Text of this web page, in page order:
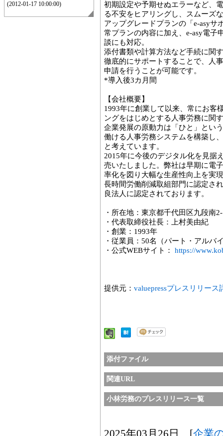
(2012-01-17 10:00:00)
初期設定や予期せぬエラーなど、
る不安をヒアリングし、スムーズ
アップグレードプランの「e-asyサ
常プランの内容に加え、e-asy電子
談にも対応。
添付書類や計算方法など手続に関
徹底的にサポートすることで、人
申請を行うことが可能です。
*導入後3カ月間
【会社概要】
1993年に創業して以来、常にお客
ングをはじめとする人事労務に関
企業発展の原動力は「ひと」とい
働ける人事労務システムを構築し
と考えています。
2015年に今後のデジタル化を見据
売いたしました。弊社は早期に電
率化を図り大幅な生産性向上を実
長時間労働削減取組部門に認定さ
良法人に認定されております。
・所在地：東京都千代田区九段南
・代表取締役社長：上村美由紀
・創業：1993年
・従業員：50名（パート・アル
・公式WEBサイト： https://
提供元： valuepressプレスリリース
添付ファイル
関連URL
小林労務のプレスリリース一覧
2025年03月26日 [企業